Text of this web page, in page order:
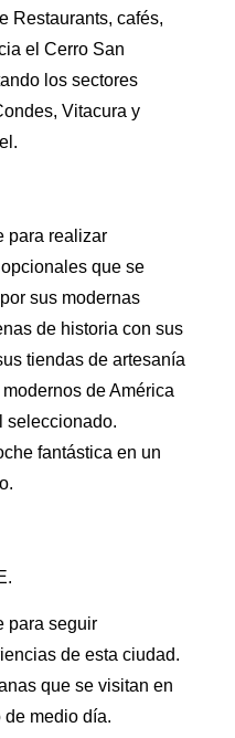
Restaurants, cafés,
el Cerro San
los sectores
Vitacura y
para realizar
que se
sus modernas
de historia con sus
tiendas de artesanía
de América
seleccionado.
fantástica en un
para seguir
de esta ciudad.
que se visitan en
medio día.